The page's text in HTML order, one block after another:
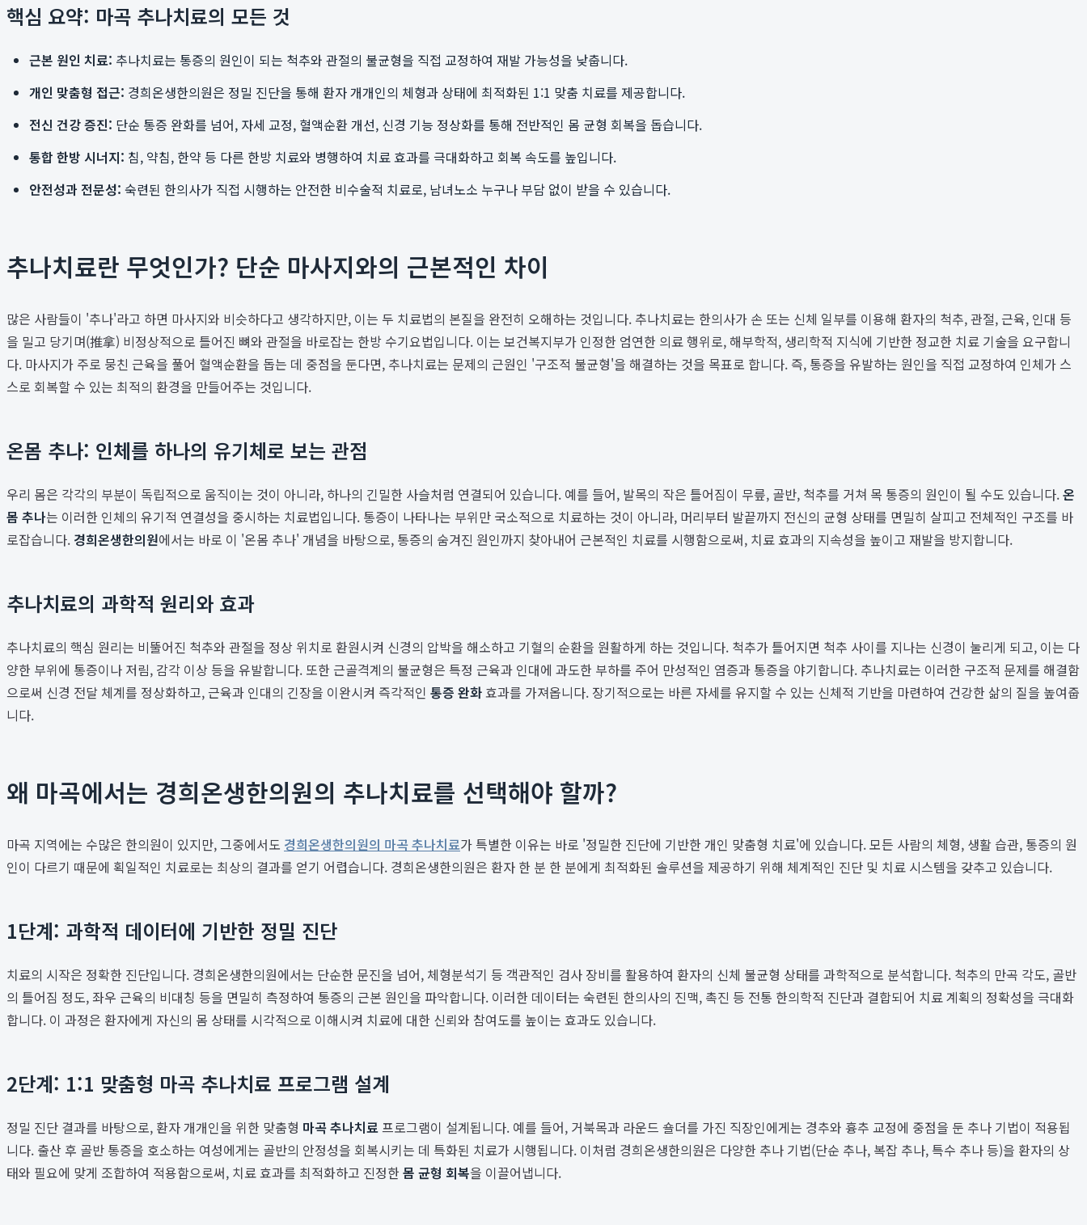
핵심 요약: 마곡 추나치료의 모든 것
근본 원인 치료: 추나치료는 통증의 원인이 되는 척추와 관절의 불균형을 직접 교정하여 재발 가능성을 낮춥니다.
개인 맞춤형 접근: 경희온생한의원은 정밀 진단을 통해 환자 개개인의 체형과 상태에 최적화된 1:1 맞춤 치료를 제공합니다.
전신 건강 증진: 단순 통증 완화를 넘어, 자세 교정, 혈액순환 개선, 신경 기능 정상화를 통해 전반적인 몸 균형 회복을 돕습니다.
통합 한방 시너지: 침, 약침, 한약 등 다른 한방 치료와 병행하여 치료 효과를 극대화하고 회복 속도를 높입니다.
안전성과 전문성: 숙련된 한의사가 직접 시행하는 안전한 비수술적 치료로, 남녀노소 누구나 부담 없이 받을 수 있습니다.
추나치료란 무엇인가? 단순 마사지와의 근본적인 차이
많은 사람들이 '추나'라고 하면 마사지와 비슷하다고 생각하지만, 이는 두 치료법의 본질을 완전히 오해하는 것입니다. 추나치료는 한의사가 손 또는 신체 일부를 이용해 환자의 척추, 관절, 근육, 인대 등
을 밀고 당기며(推拿) 비정상적으로 틀어진 뼈와 관절을 바로잡는 한방 수기요법입니다. 이는 보건복지부가 인정한 엄연한 의료 행위로, 해부학적, 생리학적 지식에 기반한 정교한 치료 기술을 요구합니
다. 마사지가 주로 뭉친 근육을 풀어 혈액순환을 돕는 데 중점을 둔다면, 추나치료는 문제의 근원인 '구조적 불균형'을 해결하는 것을 목표로 합니다. 즉, 통증을 유발하는 원인을 직접 교정하여 인체가 스
스로 회복할 수 있는 최적의 환경을 만들어주는 것입니다.
온몸 추나: 인체를 하나의 유기체로 보는 관점
우리 몸은 각각의 부분이 독립적으로 움직이는 것이 아니라, 하나의 긴밀한 사슬처럼 연결되어 있습니다. 예를 들어, 발목의 작은 틀어짐이 무릎, 골반, 척추를 거쳐 목 통증의 원인이 될 수도 있습니다.온
몸 추나는 이러한 인체의 유기적 연결성을 중시하는 치료법입니다. 통증이 나타나는 부위만 국소적으로 치료하는 것이 아니라, 머리부터 발끝까지 전신의 균형 상태를 면밀히 살피고 전체적인 구조를 바
로잡습니다. 경희온생한의원에서는 바로 이 '온몸 추나' 개념을 바탕으로, 통증의 숨겨진 원인까지 찾아내어 근본적인 치료를 시행함으로써, 치료 효과의 지속성을 높이고 재발을 방지합니다.
추나치료의 과학적 원리와 효과
추나치료의 핵심 원리는 비뚤어진 척추와 관절을 정상 위치로 환원시켜 신경의 압박을 해소하고 기혈의 순환을 원활하게 하는 것입니다. 척추가 틀어지면 척추 사이를 지나는 신경이 눌리게 되고, 이는 다
양한 부위에 통증이나 저림, 감각 이상 등을 유발합니다. 또한 근골격계의 불균형은 특정 근육과 인대에 과도한 부하를 주어 만성적인 염증과 통증을 야기합니다. 추나치료는 이러한 구조적 문제를 해결함
으로써 신경 전달 체계를 정상화하고, 근육과 인대의 긴장을 이완시켜 즉각적인 통증 완화효과를 가져옵니다. 장기적으로는 바른 자세를 유지할 수 있는 신체적 기반을 마련하여 건강한 삶의 질을 높여줍
니다.
왜 마곡에서는 경희온생한의원의 추나치료를 선택해야 할까?
마곡 지역에는 수많은 한의원이 있지만, 그중에서도 경희온생한의원의 마곡 추나치료가 특별한 이유는 바로 '정밀한 진단에 기반한 개인 맞춤형 치료'에 있습니다. 모든 사람의 체형, 생활 습관, 통증의 원
인이 다르기 때문에 획일적인 치료로는 최상의 결과를 얻기 어렵습니다. 경희온생한의원은 환자 한 분 한 분에게 최적화된 솔루션을 제공하기 위해 체계적인 진단 및 치료 시스템을 갖추고 있습니다.
1단계: 과학적 데이터에 기반한 정밀 진단
치료의 시작은 정확한 진단입니다. 경희온생한의원에서는 단순한 문진을 넘어, 체형분석기 등 객관적인 검사 장비를 활용하여 환자의 신체 불균형 상태를 과학적으로 분석합니다. 척추의 만곡 각도, 골반
의 틀어짐 정도, 좌우 근육의 비대칭 등을 면밀히 측정하여 통증의 근본 원인을 파악합니다. 이러한 데이터는 숙련된 한의사의 진맥, 촉진 등 전통 한의학적 진단과 결합되어 치료 계획의 정확성을 극대화
합니다. 이 과정은 환자에게 자신의 몸 상태를 시각적으로 이해시켜 치료에 대한 신뢰와 참여도를 높이는 효과도 있습니다.
2단계: 1:1 맞춤형 마곡 추나치료 프로그램 설계
정밀 진단 결과를 바탕으로, 환자 개개인을 위한 맞춤형 마곡 추나치료 프로그램이 설계됩니다. 예를 들어, 거북목과 라운드 숄더를 가진 직장인에게는 경추와 흉추 교정에 중점을 둔 추나 기법이 적용됩
니다. 출산 후 골반 통증을 호소하는 여성에게는 골반의 안정성을 회복시키는 데 특화된 치료가 시행됩니다. 이처럼 경희온생한의원은 다양한 추나 기법(단순 추나, 복잡 추나, 특수 추나 등)을 환자의 상
태와 필요에 맞게 조합하여 적용함으로써, 치료 효과를 최적화하고 진정한 몸 균형 회복을 이끌어냅니다.